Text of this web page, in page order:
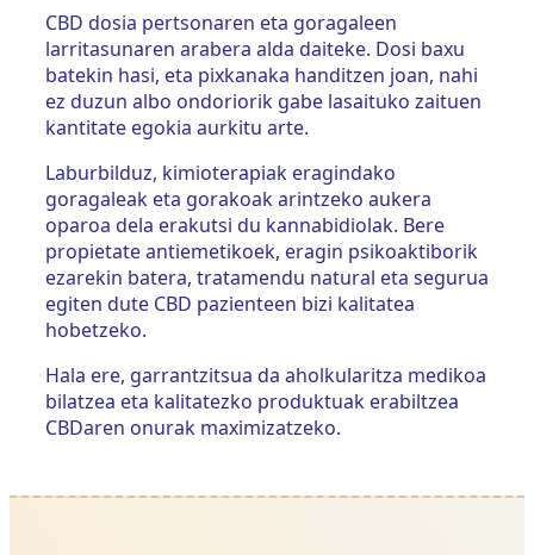
CBD dosia pertsonaren eta goragaleen
larritasunaren arabera alda daiteke. Dosi baxu
batekin hasi, eta pixkanaka handitzen joan, nahi
ez duzun albo ondoriorik gabe lasaituko zaituen
kantitate egokia aurkitu arte.
Laburbilduz, kimioterapiak eragindako
goragaleak eta gorakoak arintzeko aukera
oparoa dela erakutsi du kannabidiolak. Bere
propietate antiemetikoek, eragin psikoaktiborik
ezarekin batera, tratamendu natural eta segurua
egiten dute CBD pazienteen bizi kalitatea
hobetzeko.
Hala ere, garrantzitsua da aholkularitza medikoa
bilatzea eta kalitatezko produktuak erabiltzea
CBDaren onurak maximizatzeko.